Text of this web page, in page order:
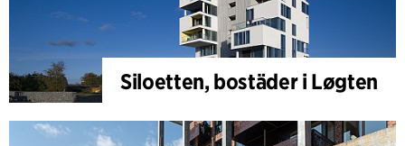
Siloetten, bostäder i Løgten